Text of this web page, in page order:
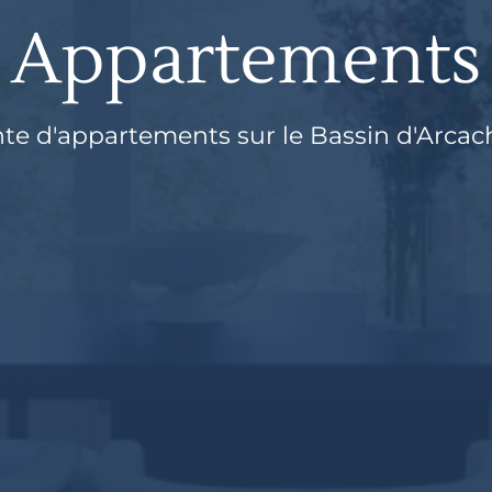
Appartements
d'appartements sur le Bassin